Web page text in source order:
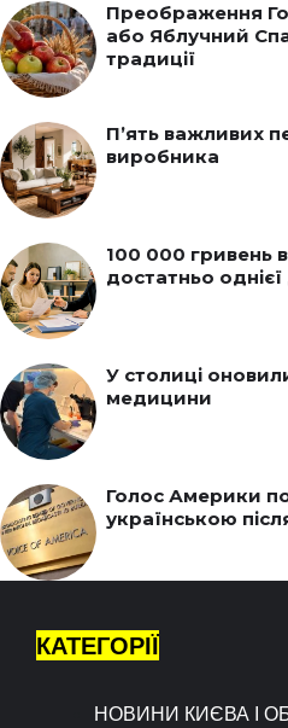
Преображення
або Яблучний
традиції
П’ять важливих
виробника
100 000 гривень
достатньо
У столиці
медицини
Голос Америки
українською
КАТЕГОРІЇ
НОВИНИ КИЄВА І